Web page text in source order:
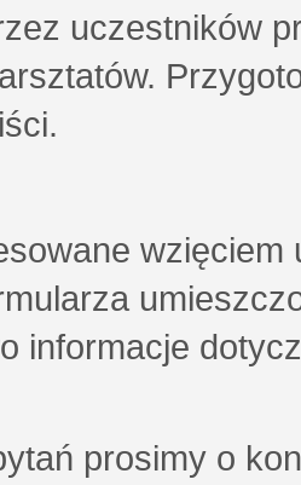
uczestników
wzięciem
informacje
prosimy o